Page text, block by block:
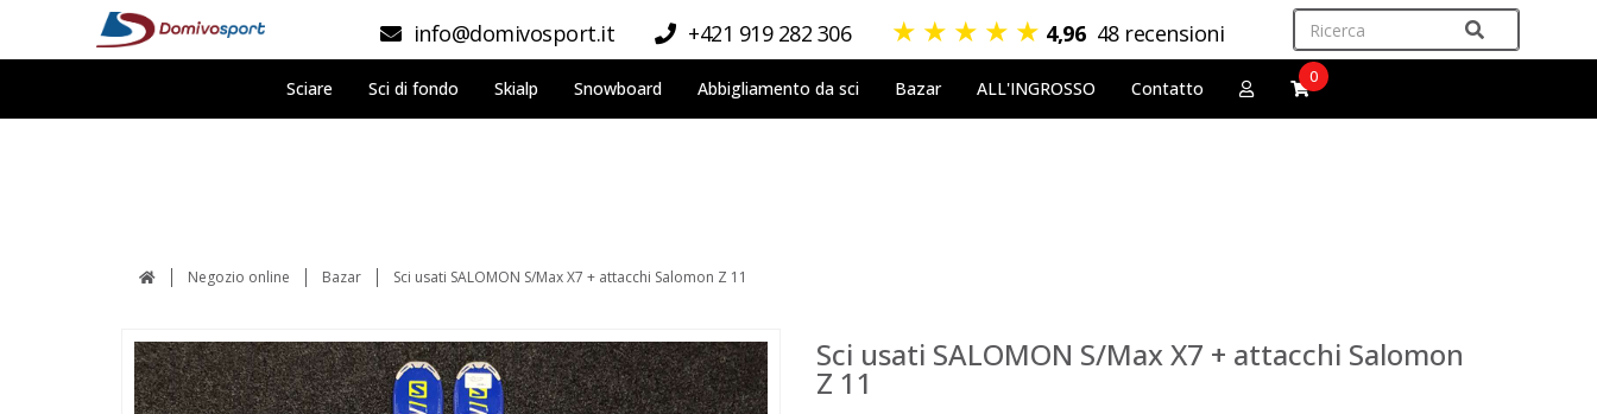
info@domivosport.it +421 919 282 306 ★ ★ ★ ★ ★ 4,96 48 recensioni
Sciare Sci di fondo Skialp Snowboard Abbigliamento da sci Bazar ALL'INGROSSO Contatto
0
Negozio online Bazar Sci usati SALOMON S/Max X7 + attacchi Salomon Z 11
Sci usati SALOMON S/Max X7 + attacchi Salomon
Z 11